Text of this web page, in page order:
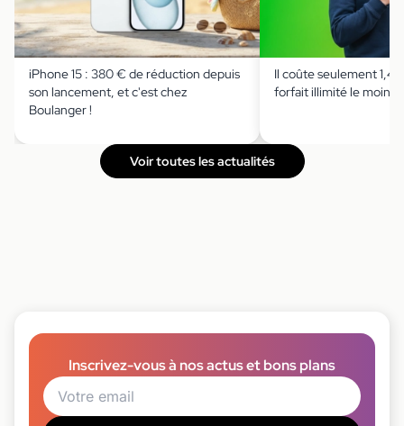
iPhone 15 : 380 € de réduction depuis
son lancement, et c'est chez
Boulanger !
Il coûte seulement
forfait illimité le moins
Voir toutes les actualités
Inscrivez-vous à nos actus et bons plans